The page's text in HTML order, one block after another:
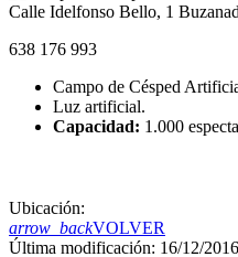
Calle Idelfonso Bello, 1
638 176 993
Campo de Césped
Luz artificial.
Capacidad: 1.000
Ubicación:
arrow_backVOLVER
Última modificación: 16/12/